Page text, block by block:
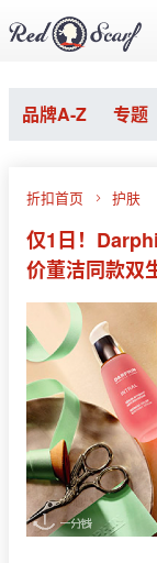
品牌A-Z 专题
折扣首页 护肤
仅1日！
价董洁同款双